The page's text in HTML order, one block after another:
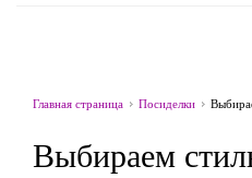
Главная страница Посиделки
Выбираем